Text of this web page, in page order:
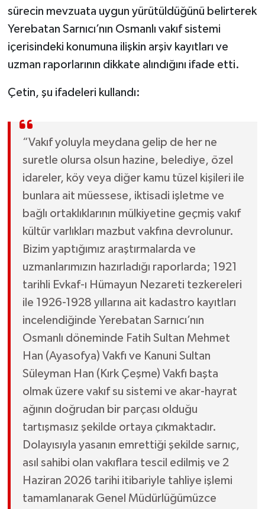
sürecin mevzuata uygun yürütüldüğünü belirterek
Yerebatan Sarnıcı’nın Osmanlı vakıf sistemi
içerisindeki konumuna ilişkin arşiv kayıtları ve
uzman raporlarının dikkate alındığını ifade etti.
Çetin, şu ifadeleri kullandı:
“Vakıf yoluyla meydana gelip de her ne
suretle olursa olsun hazine, belediye, özel
idareler, köy veya diğer kamu tüzel kişileri ile
bunlara ait müessese, iktisadi işletme ve
bağlı ortaklıklarının mülkiyetine geçmiş vakıf
kültür varlıkları mazbut vakfına devrolunur.
Bizim yaptığımız araştırmalarda ve
uzmanlarımızın hazırladığı raporlarda; 1921
tarihli Evkaf-ı Hümayun Nezareti tezkereleri
ile 1926-1928 yıllarına ait kadastro kayıtları
incelendiğinde Yerebatan Sarnıcı’nın
Osmanlı döneminde Fatih Sultan Mehmet
Han (Ayasofya) Vakfı ve Kanuni Sultan
Süleyman Han (Kırk Çeşme) Vakfı başta
olmak üzere vakıf su sistemi ve akar-hayrat
ağının doğrudan bir parçası olduğu
tartışmasız şekilde ortaya çıkmaktadır.
Dolayısıyla yasanın emrettiği şekilde sarnıç,
asıl sahibi olan vakıflara tescil edilmiş ve 2
Haziran 2026 tarihi itibariyle tahliye işlemi
tamamlanarak Genel Müdürlüğümüzce